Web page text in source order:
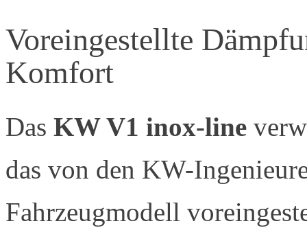
Voreingestellte
Komfort
Das KW V1 inox-line
das von den KW-
Fahrzeugmodell